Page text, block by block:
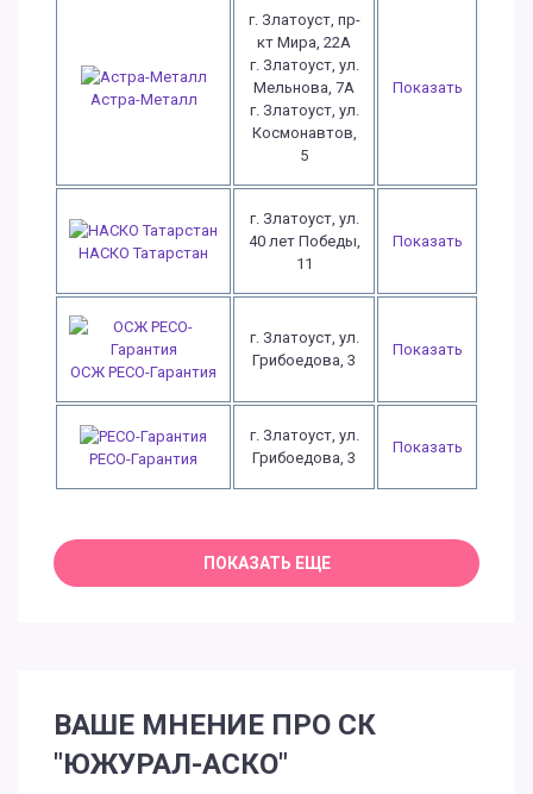
Астра-Металл
г. Златоуст, пр-
кт Мира, 22А
г. Златоуст, ул.
Мельнова, 7А
г. Златоуст, ул.
Космонавтов,
5
Показать
НАСКО Татарстан
г. Златоуст, ул.
40 лет Победы,
11
Показать
ОСЖ РЕСО-Гарантия
г. Златоуст, ул.
Грибоедова, 3
Показать
РЕСО-Гарантия
г. Златоуст, ул.
Грибоедова, 3
Показать
ВАШЕ МНЕНИЕ ПРО СК
"ЮЖУРАЛ-АСКО"